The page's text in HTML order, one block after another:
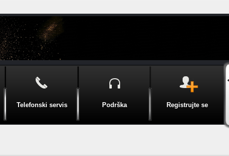
Telefonski servis Podrška Registrujte se